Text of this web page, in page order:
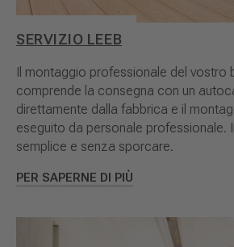
SERVIZIO LEEB
Il montaggio professionale del vostro
comprende la consegna con un
direttamente dalla fabbrica e il
eseguito da personale professionale.
semplice e senza sporcare.
PER SAPERNE DI PIÙ